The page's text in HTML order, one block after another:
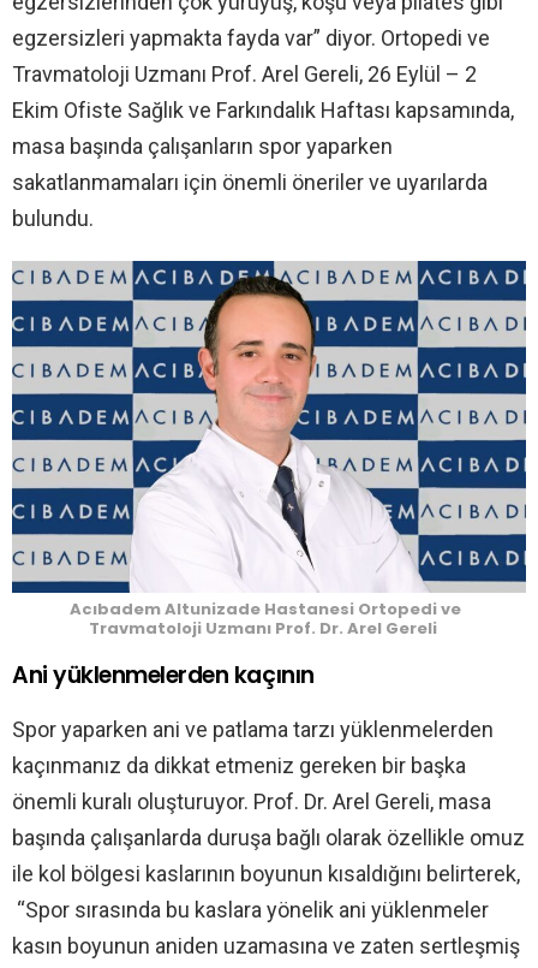
egzersizleri yapmakta fayda var” diyor. Ortopedi ve
Travmatoloji Uzmanı Prof. Arel Gereli, 26 Eylül – 2
Ekim Ofiste Sağlık ve Farkındalık Haftası kapsamında,
masa başında çalışanların spor yaparken
sakatlanmamaları için önemli öneriler ve uyarılarda
bulundu.
Acıbadem Altunizade Hastanesi Ortopedi ve
Travmatoloji Uzmanı Prof. Dr. Arel Gereli
Ani yüklenmelerden kaçının
Spor yaparken ani ve patlama tarzı yüklenmelerden
kaçınmanız da dikkat etmeniz gereken bir başka
önemli kuralı oluşturuyor. Prof. Dr. Arel Gereli, masa
başında çalışanlarda duruşa bağlı olarak özellikle omuz
ile kol bölgesi kaslarının boyunun kısaldığını belirterek,
“Spor sırasında bu kaslara yönelik ani yüklenmeler
kasın boyunun aniden uzamasına ve zaten sertleşmiş